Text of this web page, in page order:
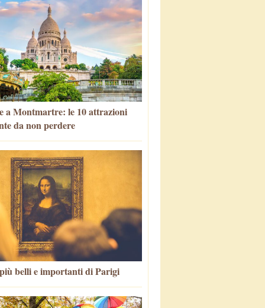
a Montmartre: le 10 attrazioni
da non perdere
belli e importanti di Parigi